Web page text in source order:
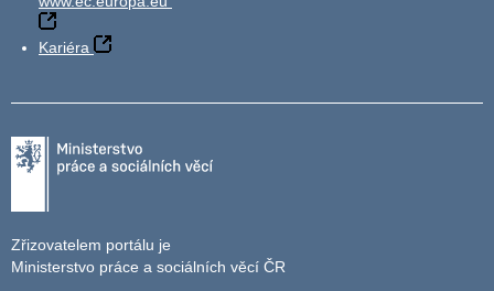
Kariéra
Zřizovatelem portálu je
Ministerstvo práce a sociálních věcí ČR